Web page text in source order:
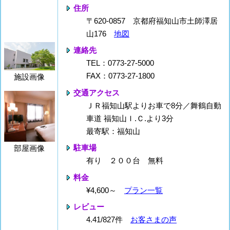
施設画像
部屋画像
住所
〒620-0857 京都府福知山市土師澤居
山176 地図
連絡先
TEL：0773-27-5000
FAX：0773-27-1800
交通アクセス
ＪＲ福知山駅よりお車で8分／舞鶴自動
車道 福知山Ｉ.Ｃ.より3分
最寄駅：福知山
駐車場
有り ２００台 無料
料金
¥4,600～ プラン一覧
レビュー
4.41/827件 お客さまの声